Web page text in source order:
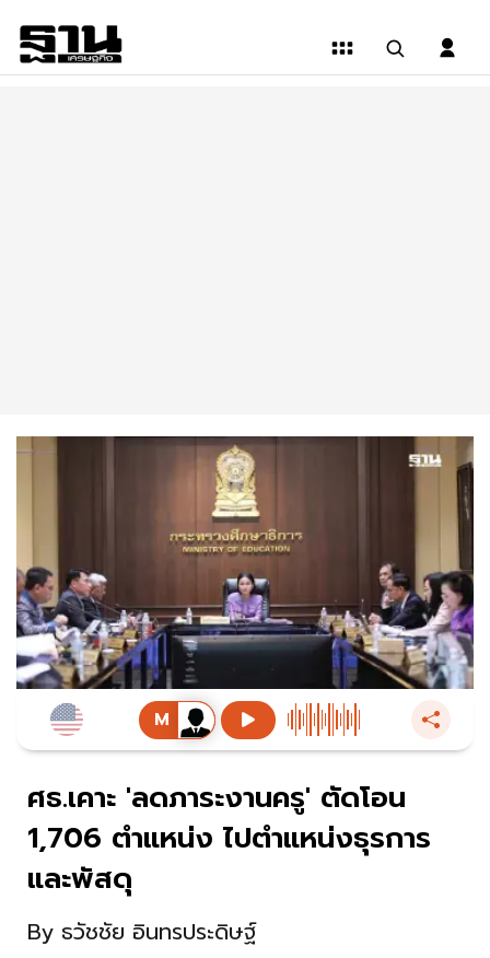
ศธ.เคาะ 'ลดภาระงานครู' ตัดโอน
1,706 ตำแหน่ง ไปตำแหน่งธุรการ
และพัสดุ
By ธวัชชัย อินทรประดิษฐ์